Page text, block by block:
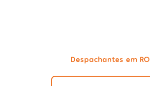
Despachantes em RO